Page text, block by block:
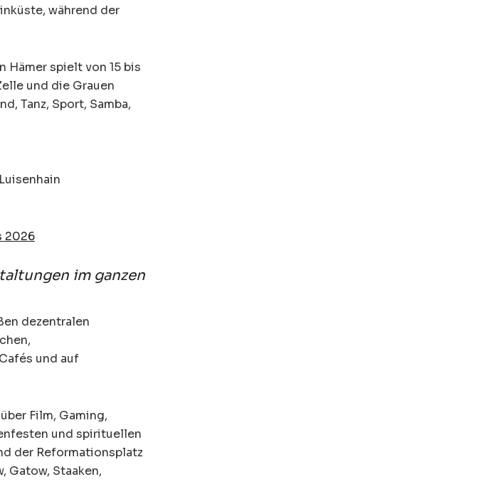
während der
Hämer spielt von 15 bis
und die Grauen
Tanz, Sport, Samba,
2026
im ganzen
dezentralen
und auf
Film, Gaming,
und spirituellen
der Reformationsplatz
Gatow, Staaken,